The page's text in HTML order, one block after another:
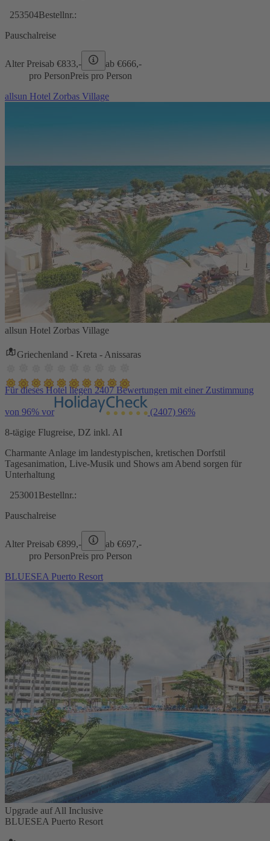
253504Bestellnr.:
Pauschalreise
Alter Preisab €833,- ab €666,-
pro PersonPreis pro Person
allsun Hotel Zorbas Village
allsun Hotel Zorbas Village
Griechenland - Kreta - Anissaras
Für dieses Hotel liegen 2407 Bewertungen mit einer Zustimmung
von 96% vor (2407) 96%
8-tägige Flugreise, DZ inkl. AI
Charmante Anlage im landestypischen, kretischen Dorfstil
Tagesanimation, Live-Musik und Shows am Abend sorgen für
Unterhaltung
253001 Bestellnr.:
Pauschalreise
Alter Preisab €899,- ab €697,-
pro PersonPreis pro Person
BLUESEA Puerto Resort
Upgrade auf All Inclusive
BLUESEA Puerto Resort